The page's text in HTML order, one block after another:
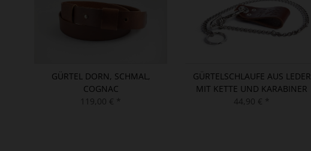
GÜRTEL DORN, SCHMAL,
COGNAC
119,00 € *
GÜRTELSCHLAUFE AUS LEDER
MIT KETTE UND KARABINER
44,90 € *